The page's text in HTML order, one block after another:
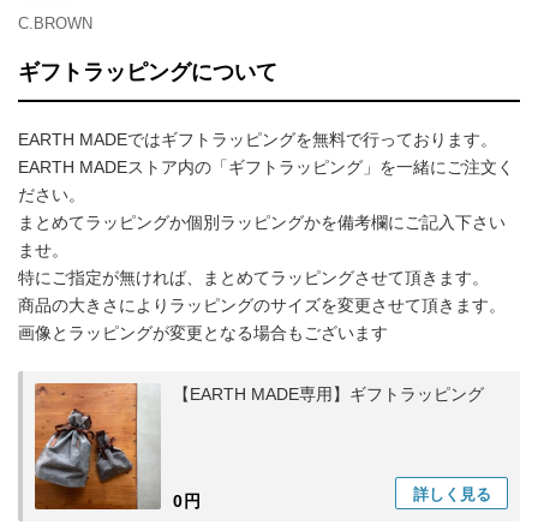
C.BROWN
ギフトラッピングについて
EARTH MADEではギフトラッピングを無料で行っております。
EARTH MADEストア内の「ギフトラッピング」を一緒にご注文く
ださい。
まとめてラッピングか個別ラッピングかを備考欄にご記入下さい
ませ。
特にご指定が無ければ、まとめてラッピングさせて頂きます。
商品の大きさによりラッピングのサイズを変更させて頂きます。
画像とラッピングが変更となる場合もございます
【EARTH MADE専用】ギフトラッピング
0円 詳しく 見る